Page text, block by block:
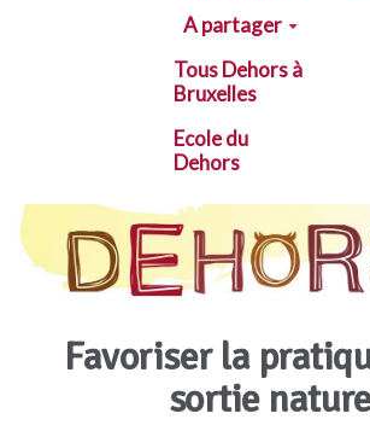
A partager
Tous Dehors à
Bruxelles
Ecole du
Dehors
Favoriser la
sortie